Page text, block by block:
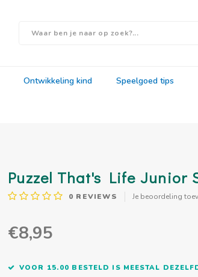
Ontwikkeling kind Speelgoed tips
Puzzel That's Life Junior
0 REVIEWS Je beoordeling
€8,95
VOOR 15.00 BESTELD IS MEESTAL